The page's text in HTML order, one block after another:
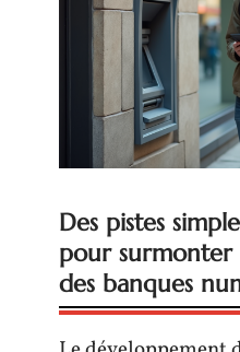
Des pistes
pour surmonter
des banques